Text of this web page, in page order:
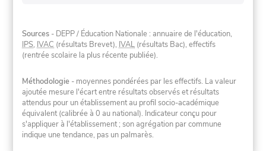
Sources - DEPP / Éducation Nationale : annuaire de l'éducation,
IPS, IVAC (résultats Brevet), IVAL (résultats Bac), effectifs
(rentrée scolaire la plus récente publiée).
Méthodologie - moyennes pondérées par les effectifs. La valeur
ajoutée mesure l'écart entre résultats observés et résultats
attendus pour un établissement au profil socio-académique
équivalent (calibrée à 0 au national). Indicateur conçu pour
s'appliquer à l'établissement ; son agrégation par commune
indique une tendance, pas un palmarès.